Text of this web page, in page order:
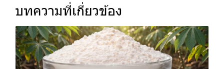
บทความที่เกี่ยวข้อง